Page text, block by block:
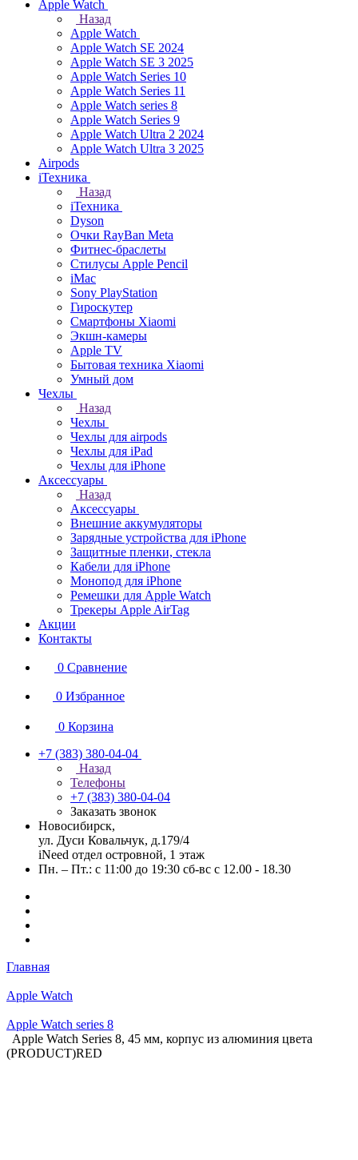
Apple Watch
Назад
Apple Watch
Apple Watch SE 2024
Apple Watch SE 3 2025
Apple Watch Series 10
Apple Watch Series 11
Apple Watch series 8
Apple Watch Series 9
Apple Watch Ultra 2 2024
Apple Watch Ultra 3 2025
Airpods
iТехника
Назад
iТехника
Dyson
Очки RayBan Meta
Фитнес-браслеты
Стилусы Apple Pencil
iMac
Sony PlayStation
Гироскутер
Смартфоны Xiaomi
Экшн-камеры
Apple TV
Бытовая техника Xiaomi
Умный дом
Чехлы
Назад
Чехлы
Чехлы для airpods
Чехлы для iPad
Чехлы для iPhone
Аксессуары
Назад
Аксессуары
Внешние аккумуляторы
Зарядные устройства для iPhone
Защитные пленки, стекла
Кабели для iPhone
Монопод для iPhone
Ремешки для Apple Watch
Трекеры Apple AirTag
Акции
Контакты
0 Сравнение
0 Избранное
0 Корзина
+7 (383) 380-04-04
Назад
Телефоны
+7 (383) 380-04-04
Заказать звонок
Новосибирск,
ул. Дуси Ковальчук, д.179/4
iNeed отдел островной, 1 этаж
Пн. – Пт.: с 11:00 до 19:30 сб-вс с 12.00 - 18.30
Главная
Apple Watch
Apple Watch series 8
Apple Watch Series 8, 45 мм, корпус из алюминия цвета
(PRODUCT)RED